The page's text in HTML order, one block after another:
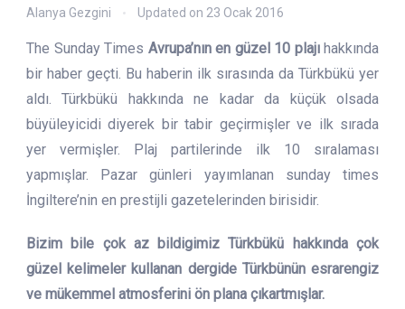
Alanya Gezgini Updated on 23 Ocak 2016
The Sunday Times Avrupa’nın en güzel 10 plajıhakkında
bir haber geçti. Bu haberin ilk sırasında da Türkbükü yer
aldı. Türkbükü hakkında ne kadar da küçük olsada
büyüleyicidi diyerek bir tabir geçirmişler ve ilk sırada
yer vermişler. Plaj partilerinde ilk 10 sıralaması
yapmışlar. Pazar günleri yayımlanan sunday times
İngiltere’nin en prestijli gazetelerinden birisidir.
Bizim bile çok az bildigimiz Türkbükü hakkında çok
güzel kelimeler kullanan dergide Türkbünün esrarengiz
ve mükemmel atmosferini ön plana çıkartmışlar.